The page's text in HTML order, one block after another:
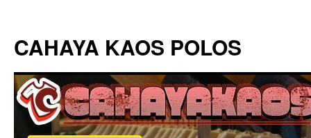
isi
CAHAYA KAOS POLOS